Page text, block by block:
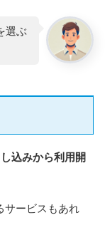
選ぶ
込みから利用開
サービスもあれ